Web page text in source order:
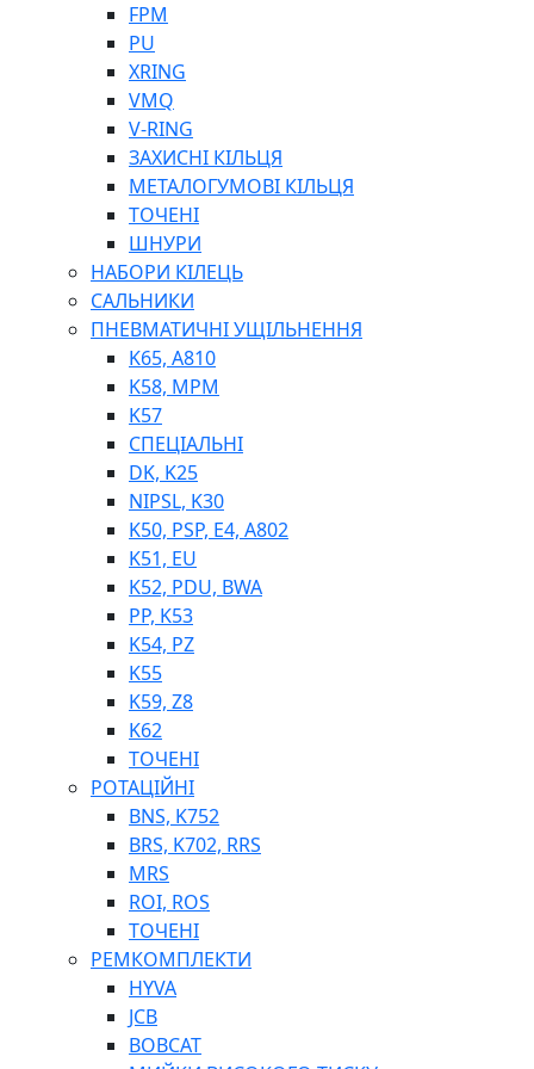
ШЛАНГИ, ТРУБКИ
ШПРИЦИ МАСТИЛЬНІ
ТОСОЛ, АНТИФРИЗ
ОЛИВА-ПАЛИВО
ПОВІТРЯ-ВОДА
ДЛЯ ЗВАРЮВАННЯ
НАПІРНО-ВСМОКТУЮЧІ
ФІЛЬТРИ ДЛЯ ПАЛЬНОГО
ПІДДОНИ ДЛЯ БОЧОК
МОДУЛЬНІ АЗС
МЕТРОЛОГІЧНЕ ОБЛАДНАННЯ
ЛІЧИЛЬНИКИ І ВИТРАТОМІРИ ДЛЯ ПАЛЬНОГО
КОТУШКИ ДЛЯ ШЛАНГІВ
НАСОСИ ДЛЯ ПАЛЬНОГО
МОБІЛЬНІ КОЛОНКИ ТА КОМПЛЕКТИ ЗАПРАВКИ
СТАЦІОНАРНІ КОЛОНКИ
ПІСТОЛЕТИ
КОМПЛЕКТУЮЧІ ДЛЯ РУКАВІВ ВИСОКОГО ТИСКУ
FPM
PU
XRING
VMQ
V-RING
ЗАХИСНІ КІЛЬЦЯ
МЕТАЛОГУМОВІ КІЛЬЦЯ
ТОЧЕНІ
ШНУРИ
НАБОРИ КІЛЕЦЬ
САЛЬНИКИ
ПНЕВМАТИЧНІ УЩІЛЬНЕННЯ
K65, A810
K58, MPM
K57
СПЕЦІАЛЬНІ
DK, K25
NIPSL, K30
K50, PSP, E4, A802
K51, EU
K52, PDU, BWA
PP, K53
K54, PZ
K55
K59, Z8
K62
ТОЧЕНІ
РОТАЦІЙНІ
BNS, K752
BRS, K702, RRS
MRS
ROI, ROS
ТОЧЕНІ
РЕМКОМПЛЕКТИ
HYVA
JCB
BOBCAT